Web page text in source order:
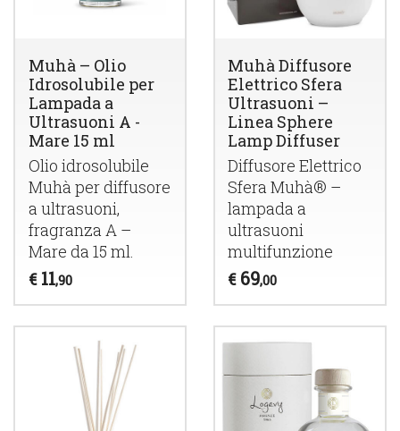
Muhà – Olio
Idrosolubile per
Lampada a
Ultrasuoni A -
Mare 15 ml
Olio idrosolubile
Muhà per diffusore
a ultrasuoni,
fragranza A –
Mare da 15 ml.
€ 11,90
Muhà Diffusore
Elettrico Sfera
Ultrasuoni –
Linea Sphere
Lamp Diffuser
Diffusore Elettrico
Sfera Muhà® –
lampada a
ultrasuoni
multifunzione
€ 69,00